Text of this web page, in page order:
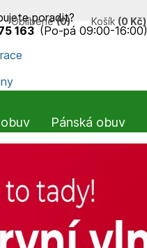
poradit?
163 (Po-pá 09:00-16:00)
Oblíbené (0) Košík (0 Kč)
Pánská obuv